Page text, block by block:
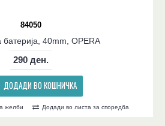
84050
батерија, 40mm, OPERA
290 ден.
ДОДАДИ ВО КОШНИЧКА
желби Додади во листа за споредба